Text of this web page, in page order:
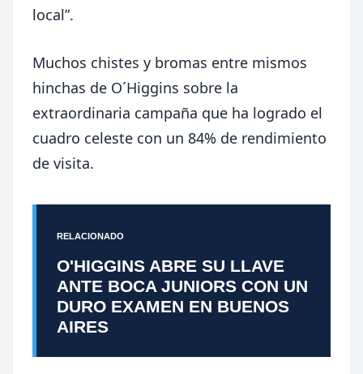
local”.
Muchos chistes y bromas entre mismos
hinchas de O´Higgins sobre la
extraordinaria campaña que ha logrado el
cuadro celeste con un 84% de rendimiento
de visita.
RELACIONADO
O'HIGGINS ABRE SU LLAVE
ANTE BOCA JUNIORS CON UN
DURO EXAMEN EN BUENOS
AIRES